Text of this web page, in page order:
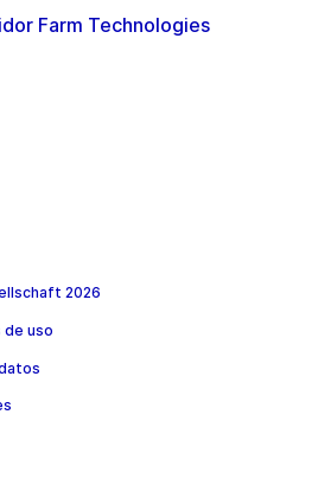
Farm Technologies
2026
de uso